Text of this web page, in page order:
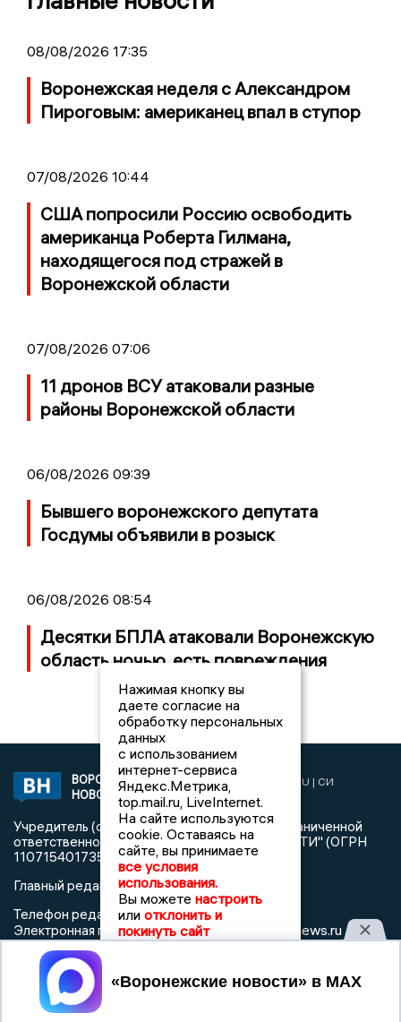
08/08/2026 17:35
Воронежская неделя с Александром
Пироговым: американец впал в ступор
07/08/2026 10:44
США попросили Россию освободить
американца Роберта Гилмана,
находящегося под стражей в
Воронежской области
07/08/2026 07:06
11 дронов ВСУ атаковали разные
районы Воронежской области
06/08/2026 09:39
Бывшего воронежского депутата
Госдумы объявили в розыск
06/08/2026 08:54
Десятки БПЛА атаковали Воронежскую
область ночью, есть повреждения
ВОРОНЕЖСКИЕ
НОВОСТИ
2019 © VORONEZHNEWS.RU | СИ
«Воронежские новости»
Учредитель (соучредители): Общество с ограниченной
ответственностью "РЕГИОНАЛЬНЫЕ НОВОСТИ" (ОГРН
1107154017354)
Главный редактор: Пирогов А.А.
Телефон редакции: +7 (473) 262 77 92
Электронная почта редакции:info@voronezhnews.ru
Регистрационный номер: серия Эл № ФС 77 - 75880 от 13
июня 2019г. согласно выписке из реестра
зарегистрированных средств массовой информации
выдана Федеральной службой по надзору в сфере связи,
Нажимая кнопку вы
даете согласие на
обработку персональных
данных
с использованием
интернет-сервиса
Яндекс.Метрика,
top.mail.ru, LiveInternet.
На сайте используются
cookie. Оставаясь на
сайте, вы принимаете
все условия
использования.
Вы можете настроить
или отклонить и
покинуть сайт
Принять